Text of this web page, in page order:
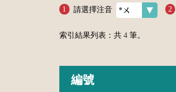
請選擇注音
索引結果列表：共 4 筆。
編號